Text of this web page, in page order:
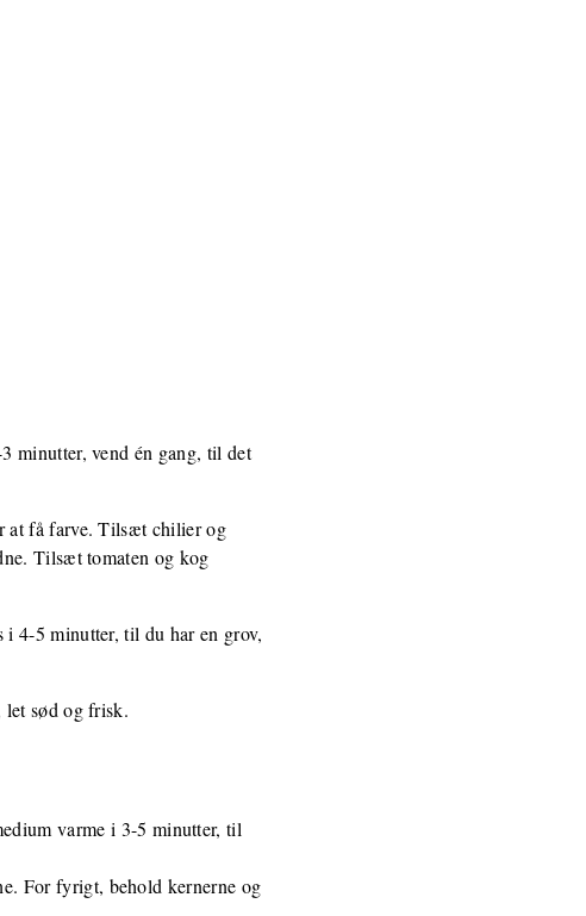
minutter, vend én gang, til det
at få farve. Tilsæt chilier og
Tilsæt tomaten og kog
4-5 minutter, til du har en grov,
sød og frisk.
varme i 3-5 minutter, til
For fyrigt, behold kernerne og